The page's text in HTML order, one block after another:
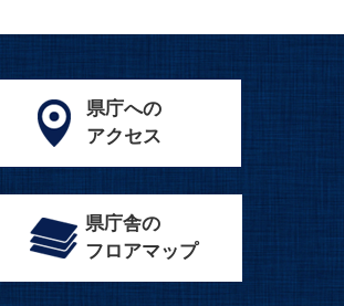
県庁への
アクセス
県庁舎の
フロアマップ